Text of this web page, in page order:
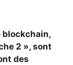
blockchain,
2 », sont
des